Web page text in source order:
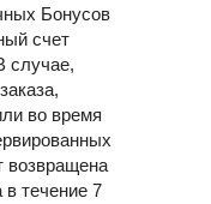
Бонусов
счет
случае,
во время
возвращена
в течение 7